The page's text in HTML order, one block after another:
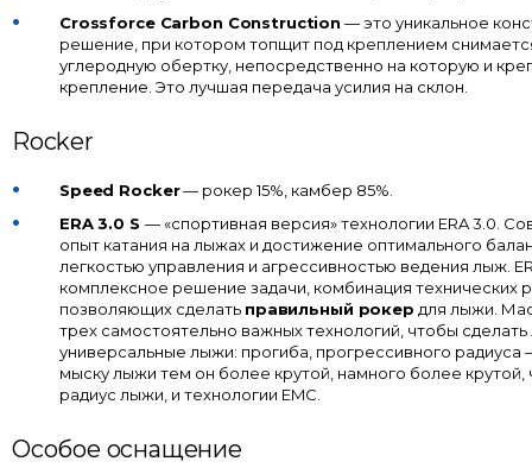
Crossforce Carbon Construction — это уникальное
решение, при котором топщит под креплением
углеродную обертку, непосредственно на которую и
крепление. Это лучшая передача усилия на склон.
Rocker
Speed Rocker— рокер 15%, камбер 85%.
ERA 3.0 S — «cпортивная версия» технологии ERA 3.0.
опыт катания на лыжах и достижение оптимального
легкостью управления и агрессивностью ведения лыж.
комплексное решение задачи, комбинация технических
позволяющих сделать правильный рокер для лыжи.
трех самостоятельно важных технологий, чтобы
универсальные лыжи: прогиба, прогрессивного
мыску лыжи тем он более крутой, намного более
радиус лыжи, и технологии EMC.
Особое оснащение